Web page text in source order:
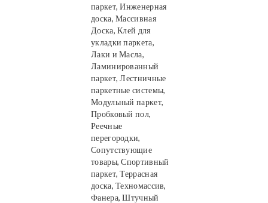
паркет, Инженерная
доска, Массивная
Доска, Клей для
укладки паркета,
Лаки и Масла,
Ламинированный
паркет, Лестничные
паркетные системы,
Модульный паркет,
Пробковый пол,
Реечные
перегородки,
Сопутствующие
товары, Спортивный
паркет, Террасная
доска, Техномассив,
Фанера, Штучный